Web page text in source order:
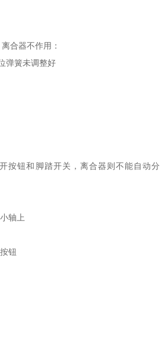
合器不作用：
弹簧未调整好
按钮和脚踏开关，离合器则不能自动分
轴上
钮